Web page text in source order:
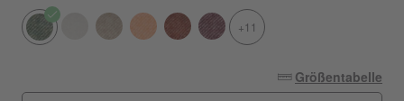
+11
Größentabelle